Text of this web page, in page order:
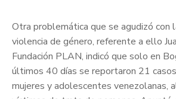
Otra problemática que se agudizó con
violencia de género, referente a ello
Fundación PLAN, indicó que solo en
últimos 40 días se reportaron 21
mujeres y adolescentes venezolanas,